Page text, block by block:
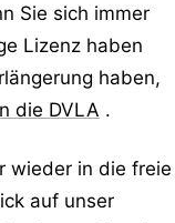
Sie sich immer
Lizenz haben
haben,
die DVLA .
wieder in die freie
auf unser